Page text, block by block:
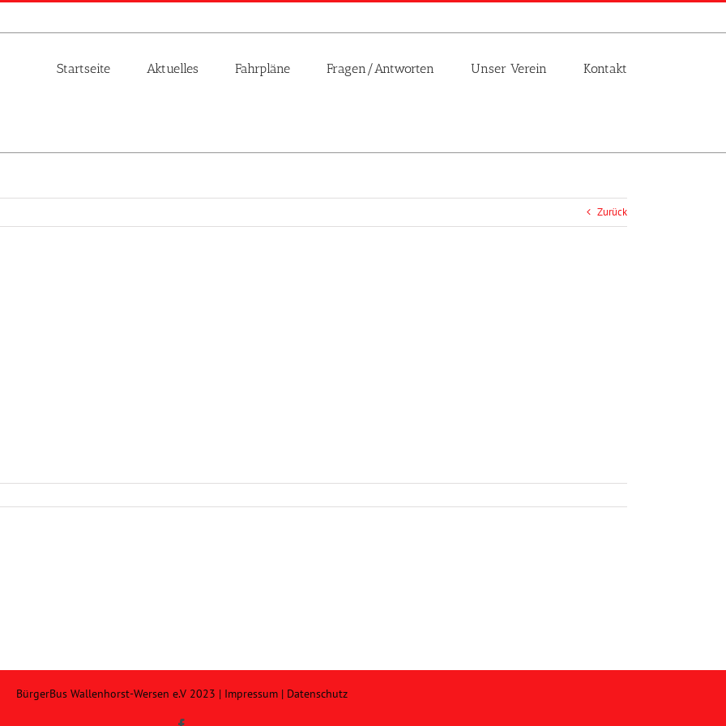
Startseite Aktuelles Fahrpläne Fragen/Antworten Unser Verein Kontakt
Zurück
BürgerBus Wallenhorst-Wersen e.V 2023 | Impressum| Datenschutz